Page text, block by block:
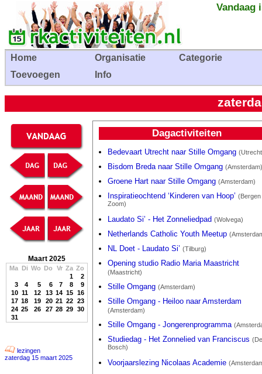
Vandaag
Home Organisatie
Categorie
Toevoegen
Info
Maart 2025
Ma Di Wo Do Vr Za Zo
1
2
3
4 5 6 7 8
9
10 11 12 13 14 15 16
17 18 19 20 21 22 23
24 25 26 27 28 29 30
31
lezingen
zaterdag 15 maart 2025
Dagactiviteiten
Bedevaart Utrecht naar Stille Omgang
Bisdom Breda naar Stille Omgang (Amsterdam)
Groene Hart naar Stille Omgang (Amsterdam)
Inspiratieochtend ‘Kinderen van Hoop’ (Bergen
Zoom)
Laudato Si’ - Het Zonneliedpad (Wolvega)
Netherlands Catholic Youth Meetup
NL Doet - Laudato Si’ (Tilburg)
Opening studio Radio Maria Maastricht
(Maastricht)
Stille Omgang (Amsterdam)
Stille Omgang - Heiloo naar Amsterdam
(Amsterdam)
Stille Omgang - Jongerenprogramma
Studiedag - Het Zonnelied van Franciscus
Bosch)
Voorjaarslezing Nicolaas Academie